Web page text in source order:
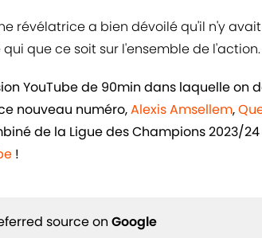
révélatrice a bien dévoilé qu'il n'y
qui que ce soit sur l'ensemble de l'action.
YouTube de 90min dans laquelle on
nouveau numéro,Alexis Amsellem,
de la Ligue des Champions 2023/24
!
source on Google